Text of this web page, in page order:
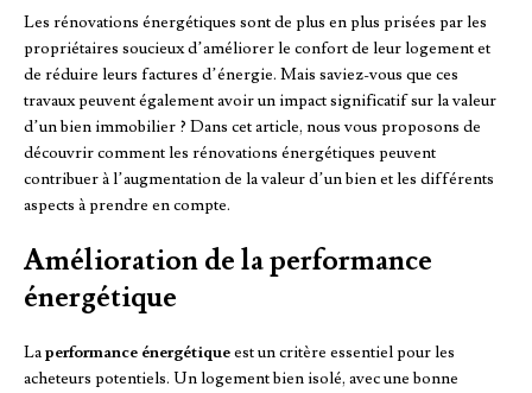
Les rénovations énergétiques sont de plus en plus prisées par les
propriétaires soucieux d’améliorer le confort de leur logement et
de réduire leurs factures d’énergie. Mais saviez-vous que ces
travaux peuvent également avoir un impact significatif sur la valeur
d’un bien immobilier ? Dans cet article, nous vous proposons de
découvrir comment les rénovations énergétiques peuvent
contribuer à l’augmentation de la valeur d’un bien et les différents
aspects à prendre en compte.
Amélioration de la performance
énergétique
Laperformance énergétiqueest un critère essentiel pour les
acheteurs potentiels. Un logement bien isolé, avec une bonne